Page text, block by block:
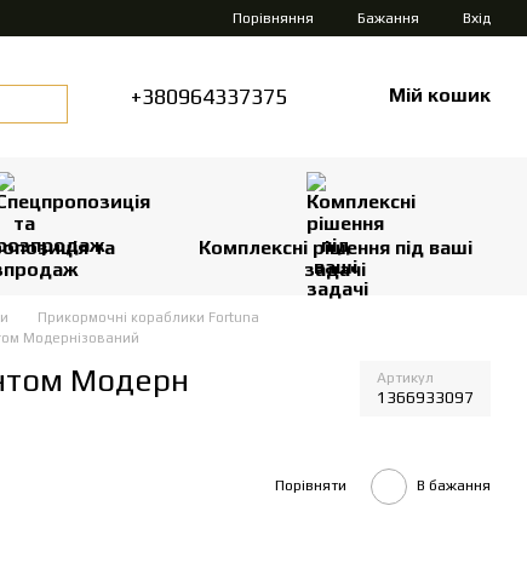
Порівняння Бажання Вхід
+380964337375 Мій кошик
та
Комплексні рішення під ваші
задачі
Прикормочні кораблики Fortuna
Модернізований
Модерн Артикул
1366933097
Порівняти В бажання